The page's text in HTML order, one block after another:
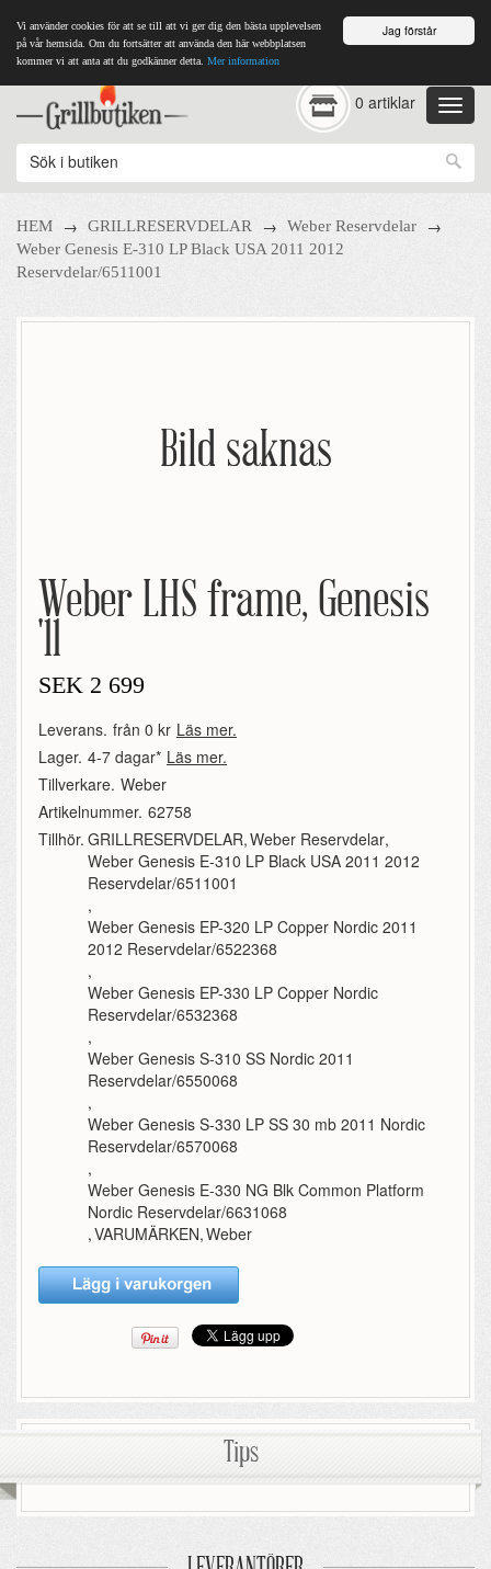
Jag förstår
Vi använder cookies för att se till att vi ger dig den bästa upplevelsen
på vår hemsida. Om du fortsätter att använda den här webbplatsen
kommer vi att anta att du godkänner detta. Mer information
0 artiklar
HEM → GRILLRESERVDELAR → Weber Reservdelar →
Weber Genesis E-310 LP Black USA 2011 2012
Reservdelar/6511001
Bild saknas
Weber LHS frame, Genesis
'11
SEK 2 699
Leverans. från 0 kr Läs mer.
Lager. 4-7 dagar* Läs mer.
Tillverkare. Weber
Artikelnummer. 62758
Tillhör. GRILLRESERVDELAR,Weber Reservdelar,
Weber Genesis E-310 LP Black USA 2011 2012
Reservdelar/6511001
,
Weber Genesis EP-320 LP Copper Nordic 2011
2012 Reservdelar/6522368
,
Weber Genesis EP-330 LP Copper Nordic
Reservdelar/6532368
,
Weber Genesis S-310 SS Nordic 2011
Reservdelar/6550068
,
Weber Genesis S-330 LP SS 30 mb 2011 Nordic
Reservdelar/6570068
,
Weber Genesis E-330 NG Blk Common Platform
Nordic Reservdelar/6631068
,VARUMÄRKEN,Weber
Tips